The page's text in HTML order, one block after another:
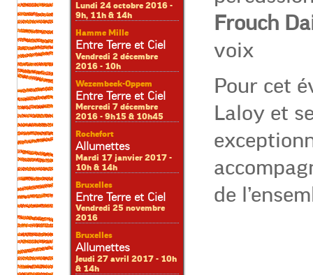
Lundi 24 octobre 2016 -
9h, 11h & 14h
Hamme Mille
Entre Terre et Ciel
Vendredi 2 décembre
2016 - 10h
Wezembeek-Oppem
Entre Terre et Ciel
Mercredi 7 décembre
2016 - 9h15 & 10h45
Rochefort
Allumettes
Mardi 17 janvier 2017 -
10h & 14h
Bruxelles
Entre Terre et Ciel
Vendredi 25 novembre
2016
Bruxelles
Allumettes
Jeudi 27 avril 2017 - 10h
& 14h
Frouch
voix
Pour cet
Laloy et
de